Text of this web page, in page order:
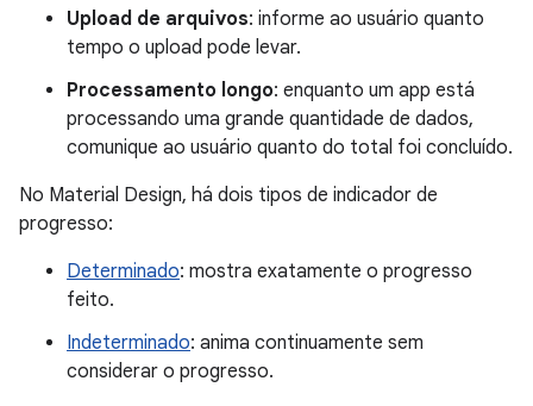
Upload de arquivos: informe ao usuário quanto
tempo o upload pode levar.
Processamento longo: enquanto um app está
processando uma grande quantidade de dados,
comunique ao usuário quanto do total foi concluído.
No Material Design, há dois tipos de indicador de
progresso:
Determinado: mostra exatamente o progresso
feito.
Indeterminado: anima continuamente sem
considerar o progresso.